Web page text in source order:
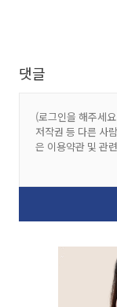
댓글